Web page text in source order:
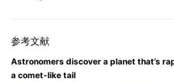
Astronomers discover a planet that’s
a comet-like tail